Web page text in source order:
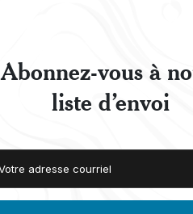
Abonnez-vous à
liste d’envoi